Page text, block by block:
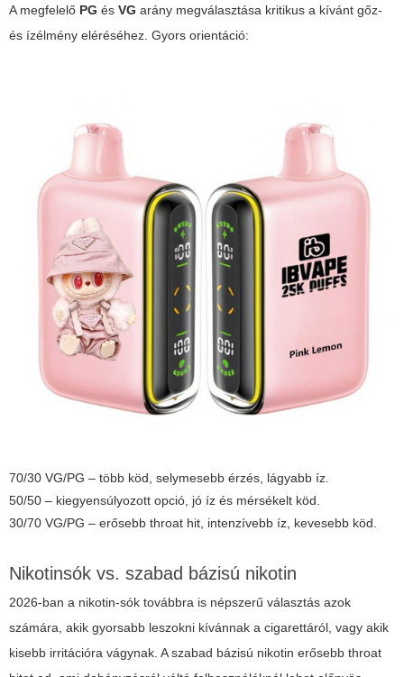
A megfelelő PG és VG arány megválasztása kritikus a kívánt gőz-
és ízélmény eléréséhez. Gyors orientáció:
70/30 VG/PG – több köd, selymesebb érzés, lágyabb íz.
50/50 – kiegyensúlyozott opció, jó íz és mérsékelt köd.
30/70 VG/PG – erősebb throat hit, intenzívebb íz, kevesebb köd.
Nikotinsók vs. szabad bázisú nikotin
2026-ban a nikotin-sók továbbra is népszerű választás azok
számára, akik gyorsabb leszokni kívánnak a cigarettáról, vagy akik
kisebb irritációra vágynak. A szabad bázisú nikotin erősebb throat